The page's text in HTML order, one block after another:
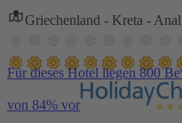
Griechenland - Kreta -
Für dieses Hotel liegen 800
von 84% vor